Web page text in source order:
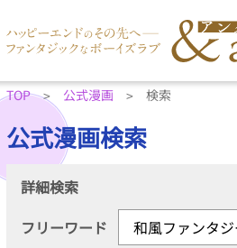
TOP 公式漫画 検索
公式漫画検索
詳細検索
フリーワード